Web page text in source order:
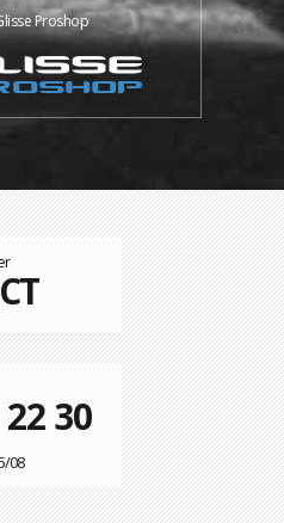
Proshop
30
08